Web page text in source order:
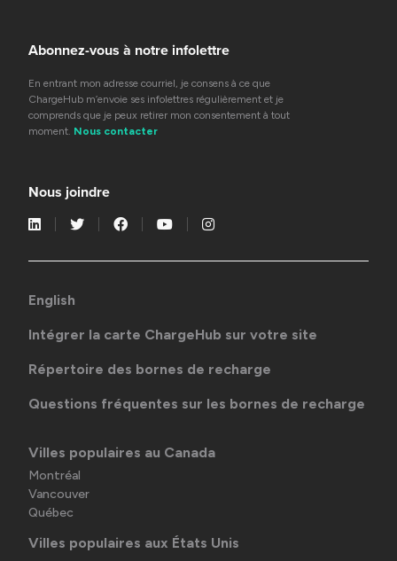
Abonnez-vous à notre infolettre
En entrant mon adresse courriel, je consens à ce que
ChargeHub m’envoie ses infolettres régulièrement et je
comprends que je peux retirer mon consentement à tout
moment. Nous contacter
Nous joindre
English
Intégrer la carte ChargeHub sur votre site
Répertoire des bornes de recharge
Questions fréquentes sur les bornes de recharge
Villes populaires au Canada
Montréal
Vancouver
Québec
Villes populaires aux États Unis